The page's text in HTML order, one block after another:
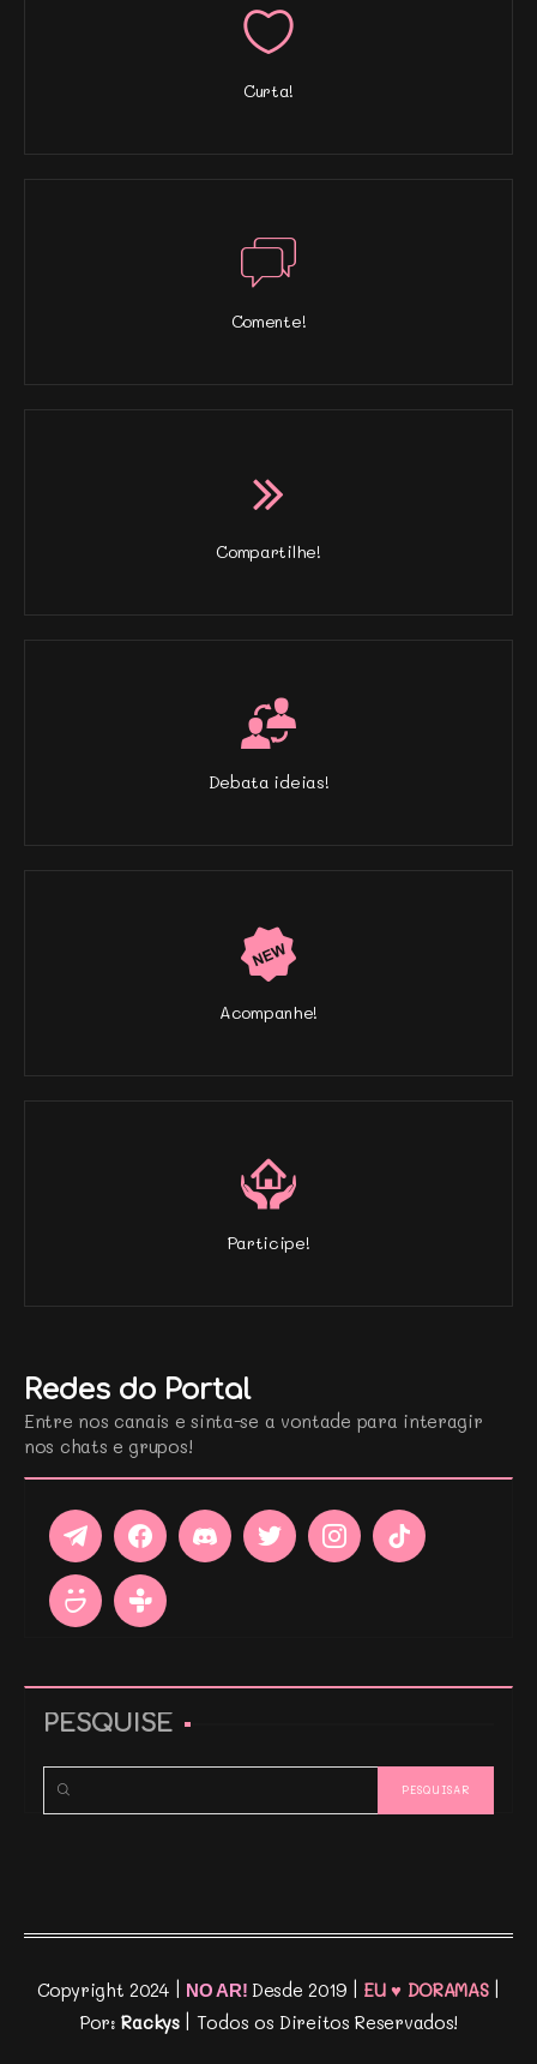
Curta!
Comente!
Compartilhe!
Debata ideias!
Acompanhe!
Participe!
Redes do Portal
Entre nos canais e sinta-se a vontade para interagir
nos chats e grupos!
PESQUISE
Copyright 2024 | NO AR! Desde 2019 | EU ♥ DORAMAS|
Por:Rackys| Todos os Direitos Reservados!